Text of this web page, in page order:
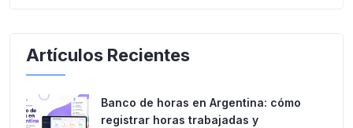
Artículos Recientes
Banco de horas en Argentina: cómo
registrar horas trabajadas y